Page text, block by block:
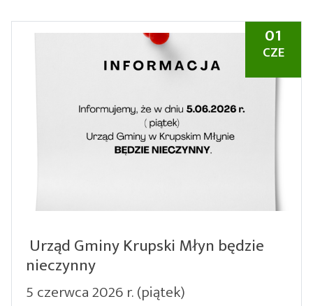
01
CZE
Urząd Gminy Krupski Młyn będzie
nieczynny
5 czerwca 2026 r. (piątek)